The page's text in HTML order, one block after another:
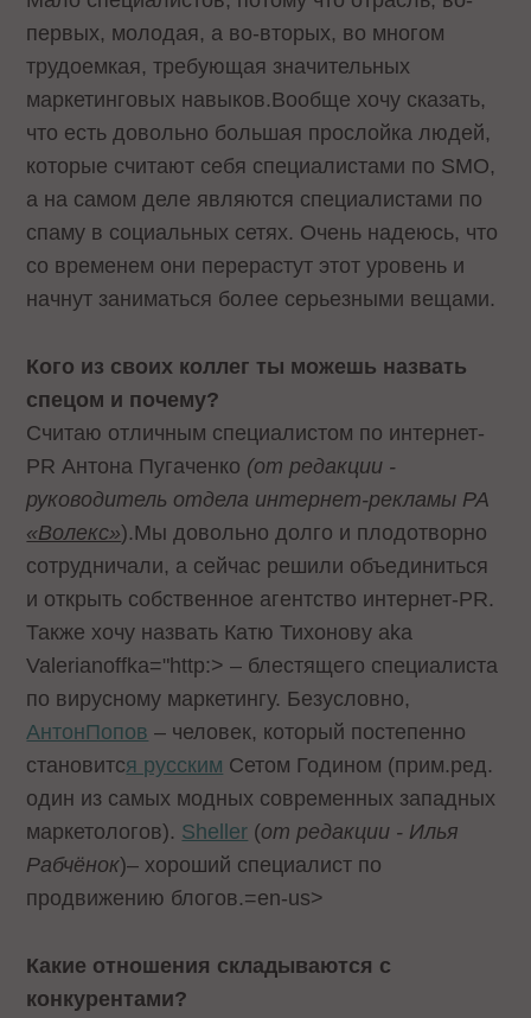
первых, молодая, а во-вторых, во многом
трудоемкая, требующая значительных
маркетинговых навыков.Вообще хочу сказать,
что есть довольно большая прослойка людей,
которые считают себя специалистами по SMO,
а на самом деле являются специалистами по
спаму в социальных сетях. Очень надеюсь, что
со временем они перерастут этот уровень и
начнут заниматься более серьезными вещами.
Кого из своих коллег ты можешь назвать
спецом и почему?
Считаю отличным специалистом по интернет-
PR Антона Пугаченко (от редакции -
руководитель отдела интернет-рекламы РА
«Волекс»).Мы довольно долго и плодотворно
сотрудничали, а сейчас решили объединиться
и открыть собственное агентство интернет-PR.
Также хочу назвать Катю Тихонову aka
Valerianoffka="http:> – блестящего специалиста
по вирусному маркетингу. Безусловно,
АнтонПопов – человек, который постепенно
становится русским Сетом Годином (прим.ред.
один из самых модных современных западных
маркетологов). Sheller (от редакции - Илья
Рабчёнок)– хороший специалист по
продвижению блогов.=en-us>
Какие отношения складываются с
конкурентами?